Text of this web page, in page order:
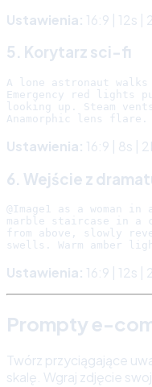
Ustawienia: 16:9 | 12s |
5. Korytarz sci-fi
A lone astronaut
Emergency red lights
looking up. Steam
Ustawienia: 16:9 | 8s |
6. Wejście z
@Image1 as a woman
marble staircase in a
from above, slowly
Ustawienia: 16:9 | 12s |
Prompty e-
Twórz przyciągające
skalę. Wgraj zdjęcie